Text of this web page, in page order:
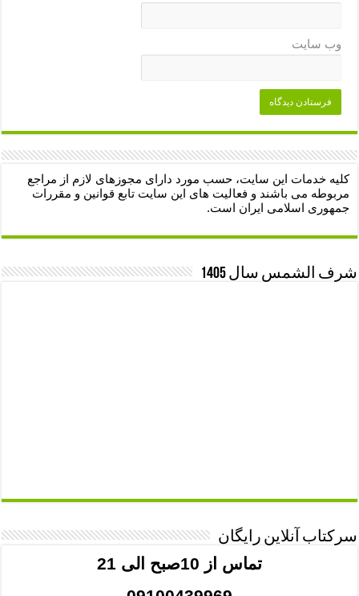
وب‌ سایت
کلیه خدمات این سایت، حسب مورد دارای مجوزهای لازم از مراجع
مربوطه می باشند و فعالیت های این سایت تابع قوانین و مقررات
جمهوری اسلامی ایران است.
شرف الشمس سال 1405
سرکتاب آنلاین رایگان
تماس از 10صبح الی 21